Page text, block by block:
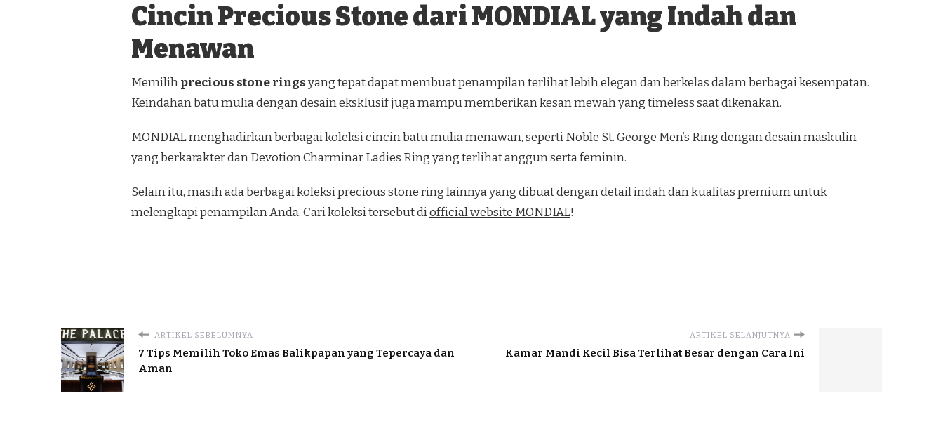
Cincin Precious Stone dari MONDIAL yang Indah dan
Menawan
Memilihprecious stone ringsyang tepat dapat membuat penampilan terlihat lebih elegan dan berkelas dalam berbagai kesempatan.
Keindahan batu mulia dengan desain eksklusif juga mampu memberikan kesan mewah yang timeless saat dikenakan.
MONDIAL menghadirkan berbagai koleksi cincin batu mulia menawan, seperti Noble St. George Men’s Ring dengan desain maskulin
yang berkarakter dan Devotion Charminar Ladies Ring yang terlihat anggun serta feminin.
Selain itu, masih ada berbagai koleksi precious stone ring lainnya yang dibuat dengan detail indah dan kualitas premium untuk
melengkapi penampilan Anda. Cari koleksi tersebut diofficial website MONDIAL!
ARTIKEL SEBELUMNYA
7 Tips Memilih Toko Emas Balikpapan yang Tepercaya dan
Aman
ARTIKEL SELANJUTNYA
Kamar Mandi Kecil Bisa Terlihat Besar dengan Cara Ini